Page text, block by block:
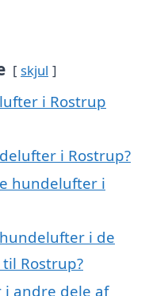
skjul
i Rostrup
i Rostrup?
hundelufter i
i de
Rostrup?
andre dele af